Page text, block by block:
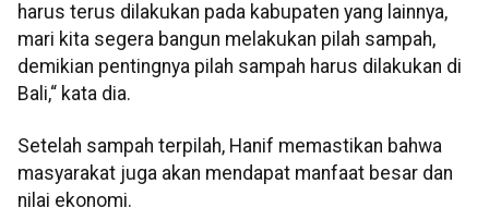
harus terus dilakukan pada kabupaten yang lainnya,
mari kita segera bangun melakukan pilah sampah,
demikian pentingnya pilah sampah harus dilakukan di
Bali,“ kata dia.
Setelah sampah terpilah, Hanif memastikan bahwa
masyarakat juga akan mendapat manfaat besar dan
nilai ekonomi.